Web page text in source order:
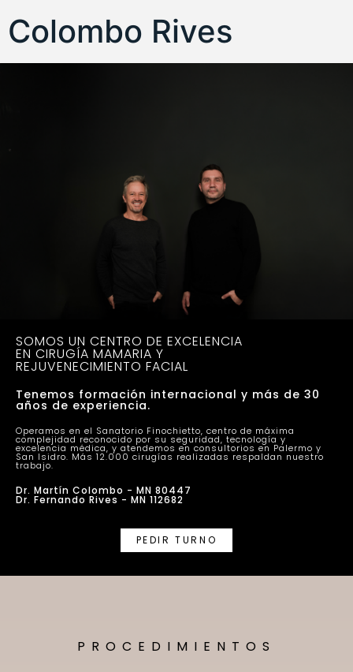
Colombo Rives
SOMOS UN CENTRO DE EXCELENCIA
EN CIRUGÍA MAMARIA Y
REJUVENECIMIENTO FACIAL
Tenemos formación internacional y más de 30
años de experiencia.
Operamos en el Sanatorio Finochietto, centro de máxima
complejidad reconocido por su seguridad, tecnología y
excelencia médica, y atendemos en consultorios en Palermo y
San Isidro. Más 12.000 cirugías realizadas respaldan nuestro
trabajo.
Dr. Martín Colombo - MN 80447
Dr. Fernando Rives - MN 112682
PEDIR TURNO
PROCEDIMIENTOS